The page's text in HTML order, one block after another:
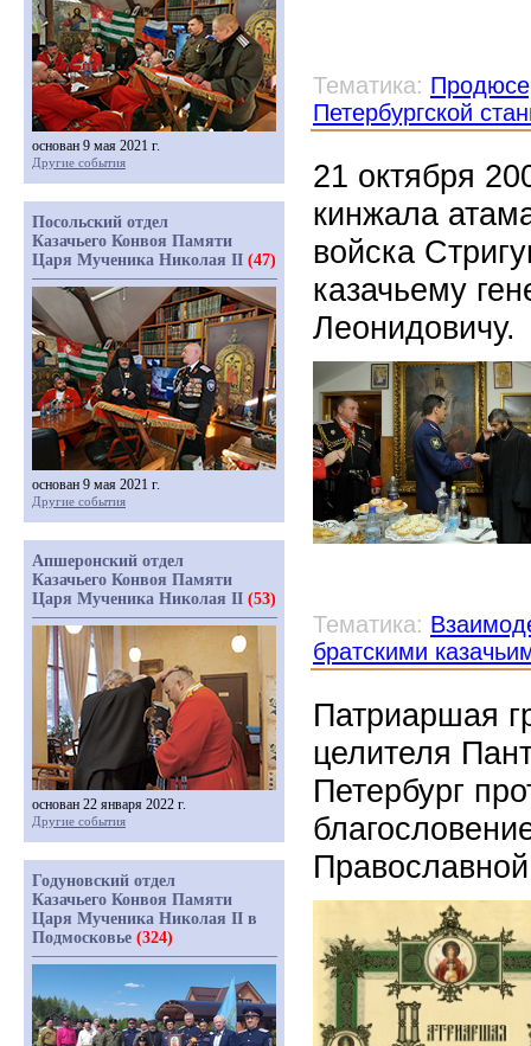
Тематика:
Петербургской
21 октября
кинжала
войска
казачьему
Леонидовичу.
Тематика:
братскими
Патриаршая
целителя
Петербург
основан 9 мая 2021 г.
Другие события
Посольский отдел
Казачьего Конвоя Памяти
Царя Мученика Николая II (47)
основан 9 мая 2021 г.
Другие события
Апшеронский отдел
Казачьего Конвоя Памяти
Царя Мученика Николая II (53)
основан 22 января 2022 г.
Другие события
Годуновский отдел
Казачьего Конвоя Памяти
Царя Мученика Николая II в
Подмосковье (324)